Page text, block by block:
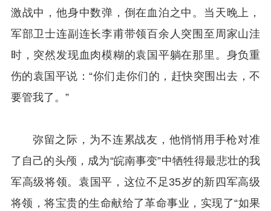
激战中，他身中数弹，倒在血泊之中。当天晚上，
军部卫士连副连长李甫带领百余人突围至周家山洼
时，突然发现血肉模糊的袁国平躺在那里。身负重
伤的袁国平说：“你们走你们的，赶快突围出去，不
要管我了。”
弥留之际，为不连累战友，他悄悄用手枪对准
了自己的头颅，成为“皖南事变”中牺牲得最悲壮的我
军高级将领。袁国平，这位不足35岁的新四军高级
将领，将宝贵的生命献给了革命事业，实现了“如果